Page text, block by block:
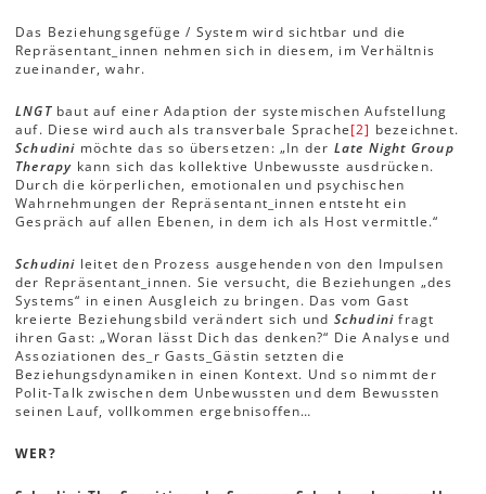
Das Beziehungsgefüge / System wird sichtbar und die
Repräsentant_innen nehmen sich in diesem, im Verhältnis
zueinander, wahr.
LNGTbaut auf einer Adaption der systemischen Aufstellung
auf. Diese wird auch als transverbale Sprache[2] bezeichnet.
Schudini möchte das so übersetzen: „In der Late Night Group
Therapy kann sich das kollektive Unbewusste ausdrücken.
Durch die körperlichen, emotionalen und psychischen
Wahrnehmungen der Repräsentant_innen entsteht ein
Gespräch auf allen Ebenen, in dem ich als Host vermittle.“
Schudini leitet den Prozess ausgehenden von den Impulsen
der Repräsentant_innen. Sie versucht, die Beziehungen „des
Systems“ in einen Ausgleich zu bringen. Das vom Gast
kreierte Beziehungsbild verändert sich und Schudini fragt
ihren Gast: „Woran lässt Dich das denken?“ Die Analyse und
Assoziationen des_r Gasts_Gästin setzten die
Beziehungsdynamiken in einen Kontext. Und so nimmt der
Polit-Talk zwischen dem Unbewussten und dem Bewussten
seinen Lauf, vollkommen ergebnisoffen…
WER?